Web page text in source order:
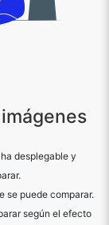
desplegable y
se puede comparar.
según el efecto